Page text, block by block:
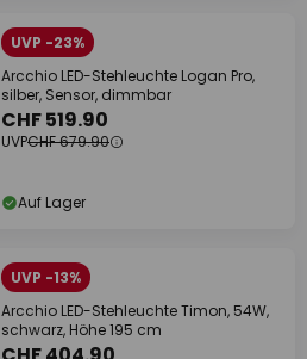
UVP -23%
Arcchio LED-Stehleuchte Logan Pro,
silber, Sensor, dimmbar
CHF 519.90
UVPCHF 679.90
Auf Lager
UVP -13%
Arcchio LED-Stehleuchte Timon, 54W,
schwarz, Höhe 195 cm